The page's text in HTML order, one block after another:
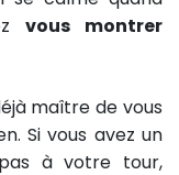
vous montrer
maître de vous
Si vous avez un
à votre tour,